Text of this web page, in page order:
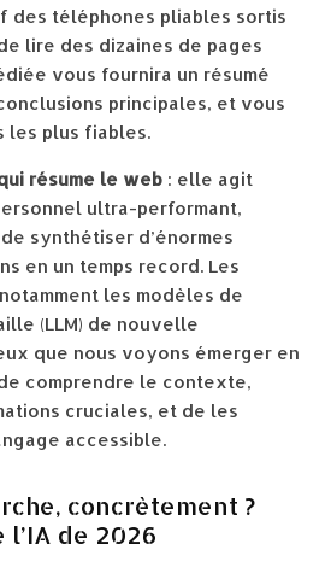
des téléphones pliables sortis
lire des dizaines de pages
vous fournira un résumé
principales, et vous
les plus fiables.
résume le web : elle agit
ultra-performant,
synthétiser d’énormes
en un temps record. Les
les modèles de
(LLM) de nouvelle
que nous voyons émerger en
comprendre le contexte,
cruciales, et de les
accessible.
concrètement ?
l’IA de 2026